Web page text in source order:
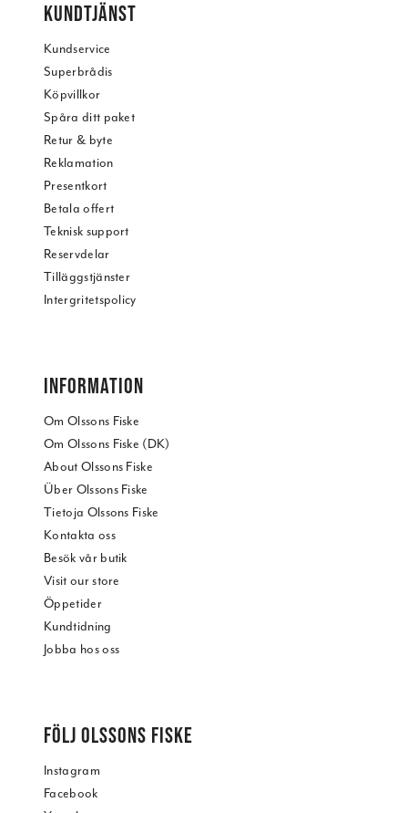
KUNDTJÄNST
Kundservice
Superbrådis
Köpvillkor
Spåra ditt paket
Retur & byte
Reklamation
Presentkort
Betala offert
Teknisk support
Reservdelar
Tilläggstjänster
Intergritetspolicy
INFORMATION
Om Olssons Fiske
Om Olssons Fiske (DK)
About Olssons Fiske
Über Olssons Fiske
Tietoja Olssons Fiske
Kontakta oss
Besök vår butik
Visit our store
Öppetider
Kundtidning
Jobba hos oss
FÖLJ OLSSONS FISKE
Instagram
Facebook